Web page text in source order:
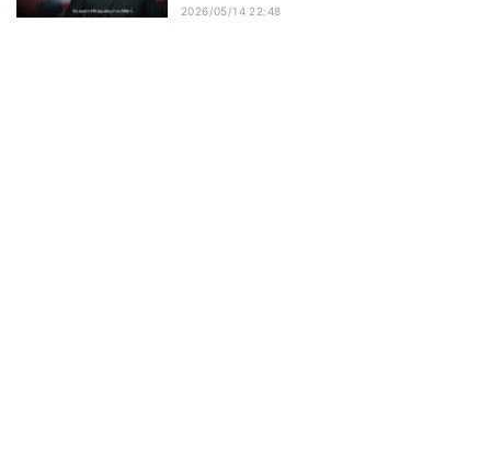
2026/05/14 22:48